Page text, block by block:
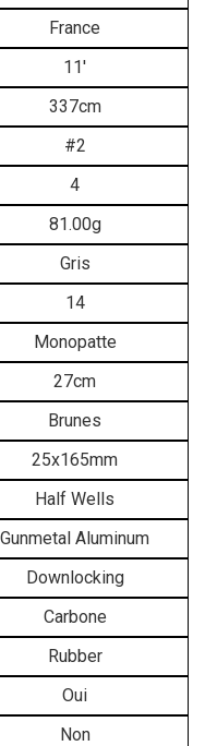
France
11'
337cm
#2
4
81.00g
Gris
14
Monopatte
27cm
Brunes
25x165mm
Half Wells
Gunmetal Aluminum
Downlocking
Carbone
Rubber
Oui
Non